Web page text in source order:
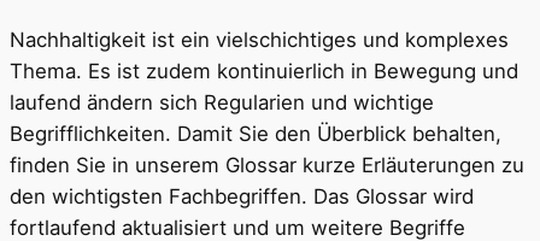
Nachhaltigkeit ist ein vielschichtiges und komplexes
Thema. Es ist zudem kontinuierlich in Bewegung und
laufend ändern sich Regularien und wichtige
Begrifflichkeiten. Damit Sie den Überblick behalten,
finden Sie in unserem Glossar kurze Erläuterungen zu
den wichtigsten Fachbegriffen. Das Glossar wird
fortlaufend aktualisiert und um weitere Begriffe